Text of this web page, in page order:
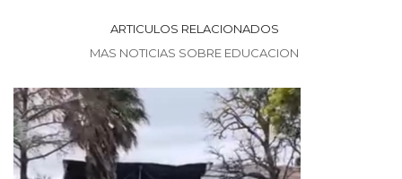
ARTICULOS RELACIONADOS
MAS NOTICIAS SOBRE EDUCACION